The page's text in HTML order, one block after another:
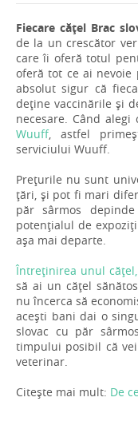
Fiecare cățel Brac
de la un crescător
care îi oferă totul
oferă tot ce ai
absolut sigur că
deține vaccinările și
necesare. Când
Wuuff, astfel
serviciului Wuuff.
Prețurile nu sunt
țări, și pot fi mari
păr sârmos
potențialul de
așa mai departe.
Întreținirea unul
să ai un cățel
nu încerca să
acești bani dai o
slovac cu păr
timpului posibil că
veterinar.
Citește mai mult: De